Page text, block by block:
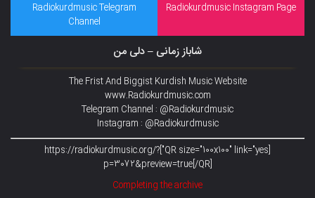
Radiokurdmusic Instagram Page
Radiokurdmusic Telegram
Channel
شاباز زمانی – دلی من
The Frist And Biggist Kurdish Music Website
www.Radiokurdmusic.com
Telegram Channel : @Radiokurdmusic
Instagram : @Radiokurdmusic
[QR size="100x100" link="yes"]https://radiokurdmusic.org/?
p=3072&preview=true[/QR]
Completing the archive